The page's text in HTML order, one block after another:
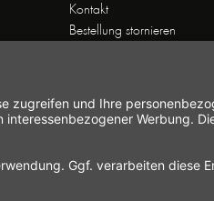
Kontakt
Bestellung stornieren
Widerrufsformular